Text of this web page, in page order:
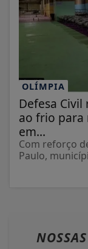
OLÍMPIA
Defesa
ao frio para
em...
Com reforço
Paulo,